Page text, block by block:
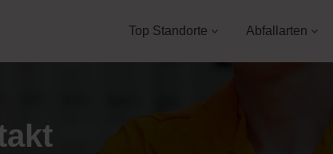
Top Standorte Abfallarten